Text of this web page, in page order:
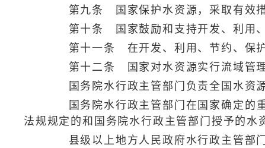
第九条 国家保护水资源，采取有效措
第十条 国家鼓励和支持开发、利用、
第十一条 在开发、利用、节约、保护
第十二条 国家对水资源实行流域管理
国务院水行政主管部门负责全国水资源
国务院水行政主管部门在国家确定的重
法规规定的和国务院水行政主管部门授予的水
县级以上地方人民政府水行政主管部门